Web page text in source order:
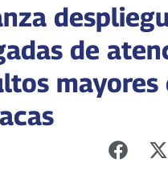
de
mayores